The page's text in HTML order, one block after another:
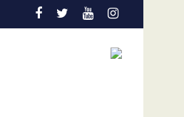
en Nicaragua
Vernet: "El sistema